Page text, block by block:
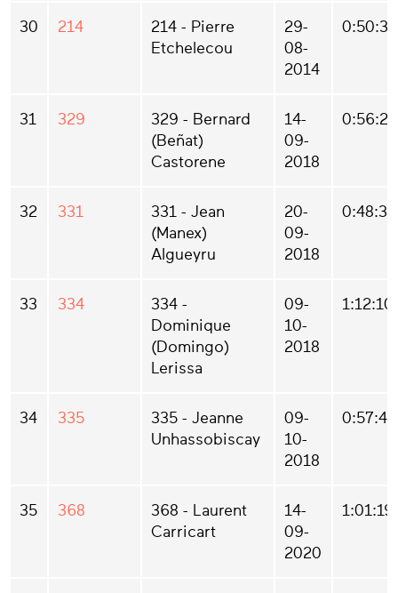
30 214
214 - Pierre
Etchelecou
29-
08-
2014
0:50:37
31 329
329 - Bernard
(Beñat)
Castorene
14-
09-
2018
0:56:24
32 331
331 - Jean
(Manex)
Algueyru
20-
09-
2018
0:48:34
33 334
334 -
Dominique
(Domingo)
Lerissa
09-
10-
2018
1:12:10
34 335
335 - Jeanne
Unhassobiscay
09-
10-
2018
0:57:44
35 368
368 - Laurent
Carricart
14-
09-
2020
1:01:19